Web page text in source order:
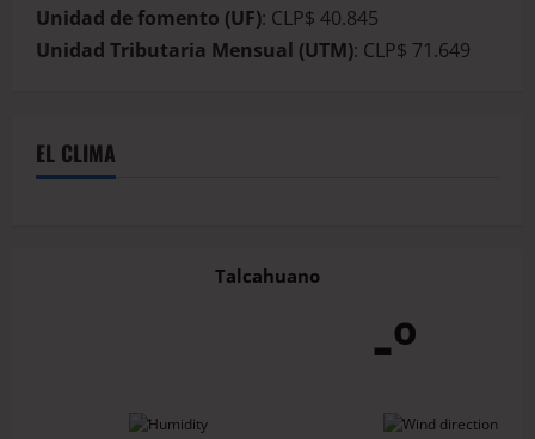
Unidad de fomento (UF): CLP$ 40.845
Unidad Tributaria Mensual (UTM): CLP$ 71.649
EL CLIMA
Talcahuano
-º
-
-